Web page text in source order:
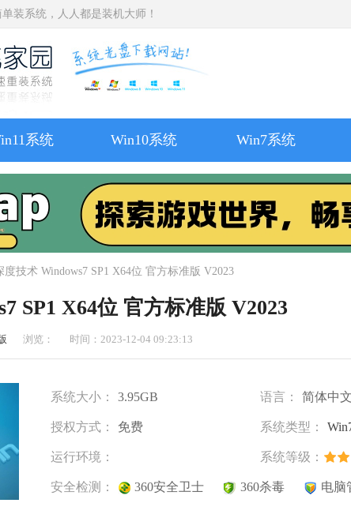
装系统，人人都是装机大师！
系统 Win10系统 Win7系统
度技术 Windows7 SP1 X64位 官方标准版 V2023
SP1 X64位 官方标准版 V2023
浏览： 时间：2023-12-04 09:23:13
系统大小： 3.95GB 语言： 简体中文
授权方式： 免费 系统类型：
运行环境： 系统等级：
安全检测： 360安全卫士 360杀毒 电脑